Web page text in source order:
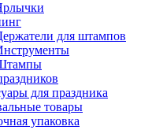
для штампов
для праздника
товары
упаковка